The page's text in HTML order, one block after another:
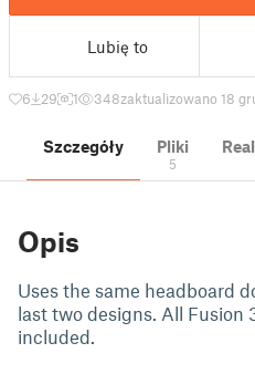
Lubię to
6 29 1 348zaktualizowano 18
Szczegóły Pliki
5
Opis
Uses the same headboard
last two designs. All Fusion
included.